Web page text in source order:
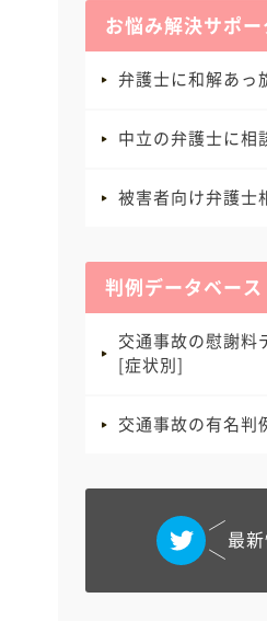
お悩み解決サポー
弁護士に和解あっ
中立の弁護士に相
被害者向け弁護士
判例データベース
交通事故の慰謝料
[症状別]
交通事故の有名判
最